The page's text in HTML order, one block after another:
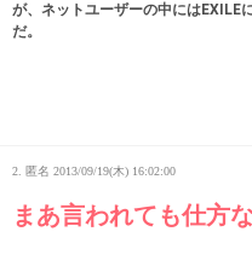
が、ネットユーザーの中にはEXILE
だ。
2. 匿名 2013/09/19(木) 16:02:00
まあ言われても仕方